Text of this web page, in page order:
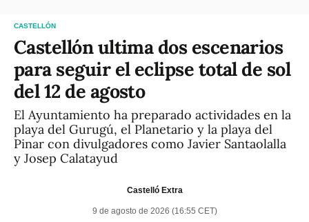
CASTELLÓN
Castellón ultima dos escenarios
para seguir el eclipse total de sol
del 12 de agosto
El Ayuntamiento ha preparado actividades en la
playa del Gurugú, el Planetario y la playa del
Pinar con divulgadores como Javier Santaolalla
y Josep Calatayud
Castelló Extra
9 de agosto de 2026 (16:55 CET)